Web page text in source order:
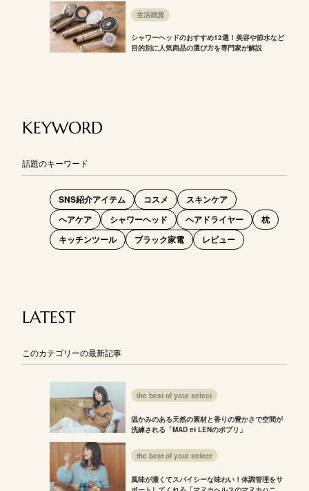
生活雑貨
シャワーヘッドのおすすめ12選！美容や節水など
目的別に人気商品の選び方を専門家が解説
KEYWORD
話題のキーワード
SNS紹介アイテム コスメ
スキンケア
ヘアケア
シャワーヘッド ヘアドライヤー
枕
キッチンツール
ブラック家電 レビュー
LATEST
このカテゴリーの最新記事
the best of your select
温かみのある天然の素材と香りの豊かさで空間が
洗練される「MAD et LENのポプリ」
the best of your select
風味が濃くてスパイシーな味わい！体調管理をサ